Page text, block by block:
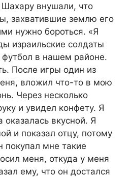
внушали, что
захватившие землю его
нужно бороться. «Я
израильские солдаты
в нашем районе.
После игры один из
вложил что-то в мою
Через несколько
и увидел конфету. Я
оказалась вкусной. Я
и показал отцу, потому
покупал мне такие
меня, откуда у меня
ему, что он достался